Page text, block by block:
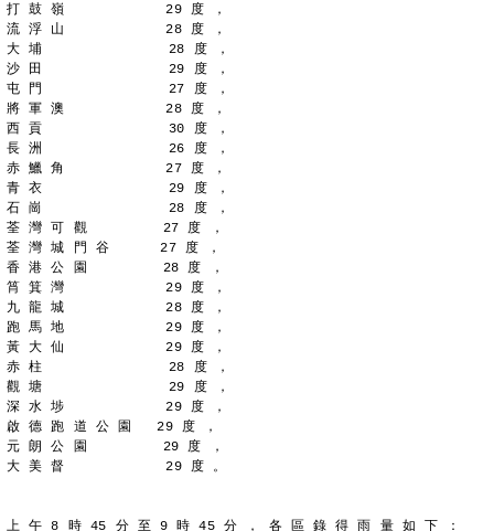
打 鼓 嶺            29 度 ，
流 浮 山            28 度 ，
大 埔               28 度 ，
沙 田               29 度 ，
屯 門               27 度 ，
將 軍 澳            28 度 ，
西 貢               30 度 ，
長 洲               26 度 ，
赤 鱲 角            27 度 ，
青 衣               29 度 ，
石 崗               28 度 ，
荃 灣 可 觀         27 度 ，
荃 灣 城 門 谷      27 度 ，
香 港 公 園         28 度 ，
筲 箕 灣            29 度 ，
九 龍 城            28 度 ，
跑 馬 地            29 度 ，
黃 大 仙            29 度 ，
赤 柱               28 度 ，
觀 塘               29 度 ，
深 水 埗            29 度 ，
啟 德 跑 道 公 園   29 度 ，
元 朗 公 園         29 度 ，
大 美 督            29 度 。
上 午 8 時 45 分 至 9 時 45 分 ， 各 區 錄 得 雨 量 如 下 ：